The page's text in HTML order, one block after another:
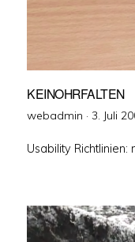
KEINOHRFALTEN
webadmin · 3. Juli
Usability